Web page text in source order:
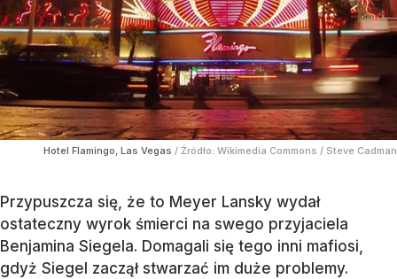
Hotel Flamingo, Las Vegas / Źródło: Wikimedia Commons / Steve Cadman
Przypuszcza się, że to Meyer Lansky wydał
ostateczny wyrok śmierci na swego przyjaciela
Benjamina Siegela. Domagali się tego inni mafiosi,
gdyż Siegel zaczął stwarzać im duże problemy.